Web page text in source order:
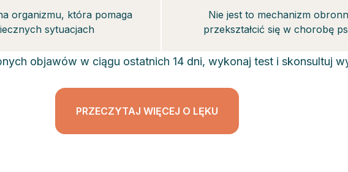
organizmu, która pomaga
sytuacjach
Nie jest to mechanizm
przekształcić się w chorobę
objawów w ciągu ostatnich 14 dni, wykonaj test i skonsultuj
PRZECZYTAJ WIĘCEJ O LĘKU